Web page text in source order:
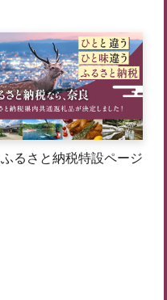
ふるさと納税特設ページ